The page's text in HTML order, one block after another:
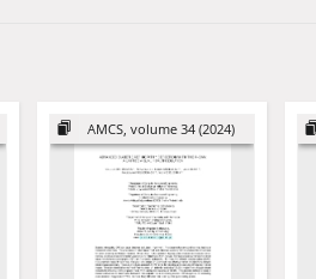
AMCS, volume 34 (2024)